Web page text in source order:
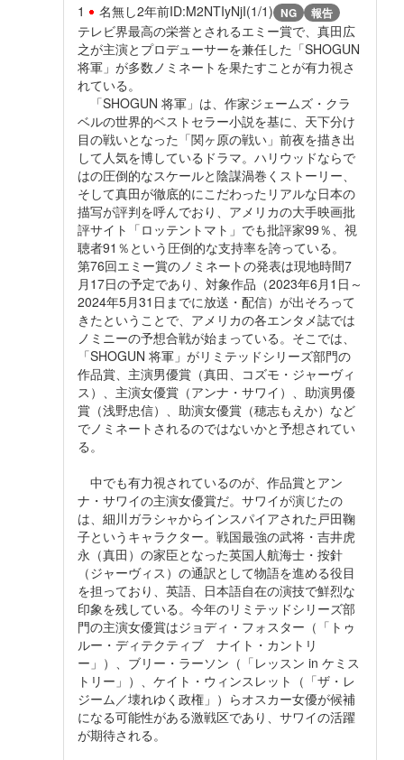
1 名無し2年前ID:M2NTIyNjI(1/1) NG 報告
テレビ界最高の栄誉とされるエミー賞で、真田広
之が主演とプロデューサーを兼任した「SHOGUN
将軍」が多数ノミネートを果たすことが有力視さ
れている。
「SHOGUN 将軍」は、作家ジェームズ・クラ
ベルの世界的ベストセラー小説を基に、天下分け
目の戦いとなった「関ヶ原の戦い」前夜を描き出
して人気を博しているドラマ。ハリウッドならで
はの圧倒的なスケールと陰謀渦巻くストーリー、
そして真田が徹底的にこだわったリアルな日本の
描写が評判を呼んでおり、アメリカの大手映画批
評サイト「ロッテントマト」でも批評家99％、視
聴者91％という圧倒的な支持率を誇っている。
第76回エミー賞のノミネートの発表は現地時間7
月17日の予定であり、対象作品（2023年6月1日～
2024年5月31日までに放送・配信）が出そろって
きたということで、アメリカの各エンタメ誌では
ノミニーの予想合戦が始まっている。そこでは、
「SHOGUN 将軍」がリミテッドシリーズ部門の
作品賞、主演男優賞（真田、コズモ・ジャーヴィ
ス）、主演女優賞（アンナ・サワイ）、助演男優
賞（浅野忠信）、助演女優賞（穂志もえか）など
でノミネートされるのではないかと予想されてい
る。
中でも有力視されているのが、作品賞とアン
ナ・サワイの主演女優賞だ。サワイが演じたの
は、細川ガラシャからインスパイアされた戸田鞠
子というキャラクター。戦国最強の武将・吉井虎
永（真田）の家臣となった英国人航海士・按針
（ジャーヴィス）の通訳として物語を進める役目
を担っており、英語、日本語自在の演技で鮮烈な
印象を残している。今年のリミテッドシリーズ部
門の主演女優賞はジョディ・フォスター（「トゥ
ルー・ディテクティブ ナイト・カントリ
ー」）、ブリー・ラーソン（「レッスン in ケミス
トリー」）、ケイト・ウィンスレット（「ザ・レ
ジーム／壊れゆく政権」）らオスカー女優が候補
になる可能性がある激戦区であり、サワイの活躍
が期待される。